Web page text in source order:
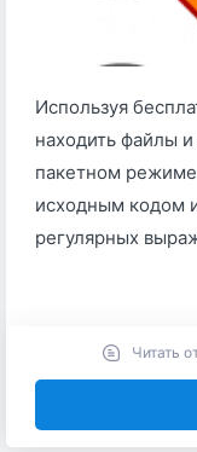
Используя
находить файлы
пакетном
исходным кодом
регулярных
Читать